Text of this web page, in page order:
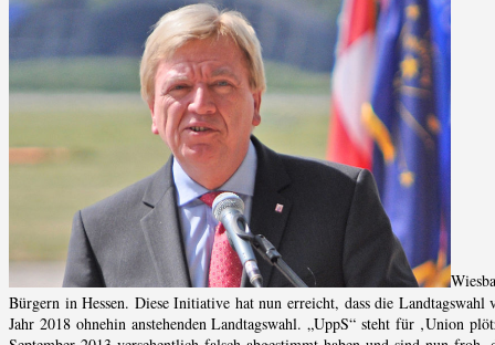
Bürgern in Hessen. Diese Initiative hat nun erreicht, dass die
Jahr 2018 ohnehin anstehenden Landtagswahl. „UppS“ steht für ‚Union